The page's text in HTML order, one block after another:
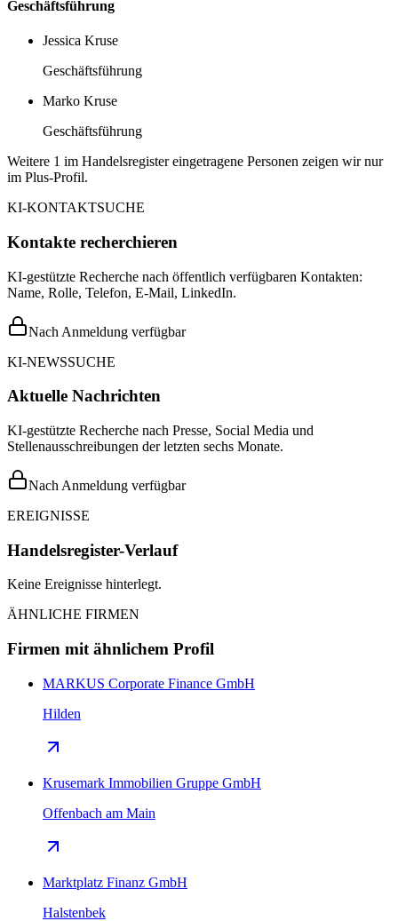
Geschäftsführung
Jessica Kruse
Geschäftsführung
Marko Kruse
Geschäftsführung
Weitere 1 im Handelsregister eingetragene Personen zeigen wir nur
im Plus-Profil.
KI-KONTAKTSUCHE
Kontakte recherchieren
KI-gestützte Recherche nach öffentlich verfügbaren Kontakten:
Name, Rolle, Telefon, E-Mail, LinkedIn.
Nach Anmeldung verfügbar
KI-NEWSSUCHE
Aktuelle Nachrichten
KI-gestützte Recherche nach Presse, Social Media und
Stellenausschreibungen der letzten sechs Monate.
Nach Anmeldung verfügbar
EREIGNISSE
Handelsregister-Verlauf
Keine Ereignisse hinterlegt.
ÄHNLICHE FIRMEN
Firmen mit ähnlichem Profil
MARKUS Corporate Finance GmbH
Hilden
Krusemark Immobilien Gruppe GmbH
Offenbach am Main
Marktplatz Finanz GmbH
Halstenbek